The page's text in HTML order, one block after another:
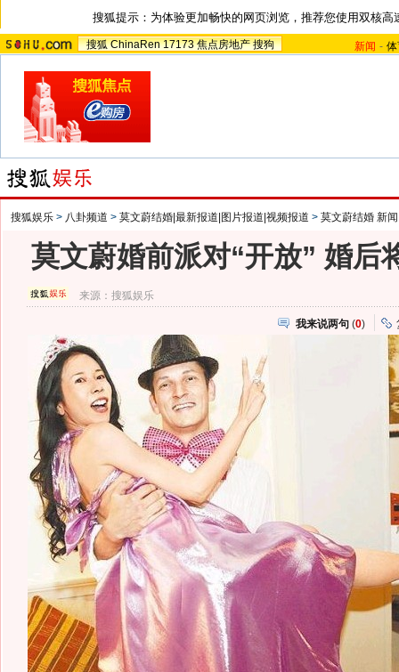
搜狐提示：为体验更加畅快的网页浏览，推荐您使用双核高
搜狐 ChinaRen 17173 焦点房地产 搜狗 新闻 -
搜狐娱乐 > 八卦频道 > 莫文蔚结婚|最新报道|图片报道|视频报道 > 莫文蔚结婚 新闻
莫文蔚婚前派对“开放” 婚后
来源：搜狐娱乐
我来说两句 (0)